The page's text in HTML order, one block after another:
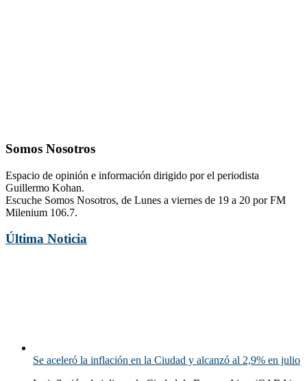
Somos Nosotros
Espacio de opinión e información dirigido por el periodista
Guillermo Kohan.
Escuche Somos Nosotros, de Lunes a viernes de 19 a 20 por FM
Milenium 106.7.
Última Noticia
Se aceleró la inflación en la Ciudad y alcanzó al 2,9% en julio